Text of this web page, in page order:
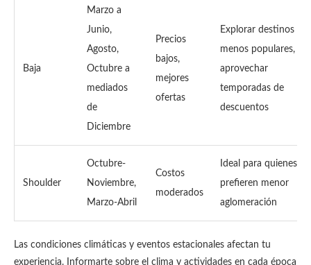
Baja
Marzo a
Junio,
Agosto,
Octubre a
mediados
de
Diciembre
Precios
bajos,
mejores
ofertas
Explorar destinos
menos populares,
aprovechar
temporadas de
descuentos
Shoulder
Octubre-
Noviembre,
Marzo-Abril
Costos
moderados
Ideal para quienes
prefieren menor
aglomeración
Las condiciones climáticas y eventos estacionales afectan tu
experiencia. Informarte sobre el clima y actividades en cada época